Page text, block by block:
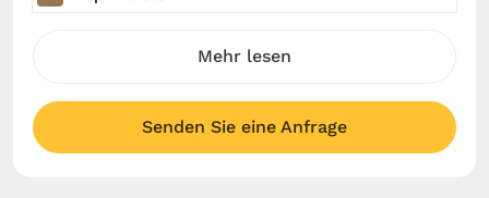
Mehr lesen
Senden Sie eine Anfrage